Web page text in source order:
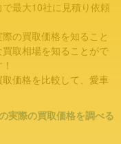
最大10社に見積り依頼
の買取価格を知ること
取相場を知ることがで
価格を比較して、愛車
実際の買取価格を調べる